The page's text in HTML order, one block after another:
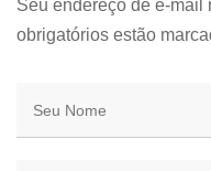
Seu endereço de e-
obrigatórios estão